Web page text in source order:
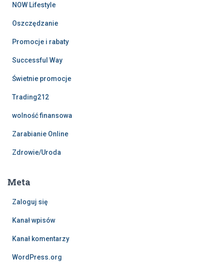
NOW Lifestyle
Oszczędzanie
Promocje i rabaty
Successful Way
Świetnie promocje
Trading212
wolność finansowa
Zarabianie Online
Zdrowie/Uroda
Meta
Zaloguj się
Kanał wpisów
Kanał komentarzy
WordPress.org